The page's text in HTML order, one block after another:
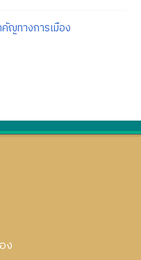
ญทางการเมือง
ง